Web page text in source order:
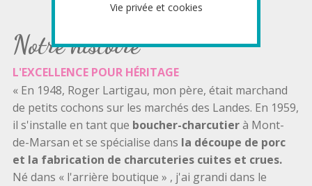
Notre histoire
L'EXCELLENCE POUR HÉRITAGE
« En 1948, Roger Lartigau, mon père, était marchand
de petits cochons sur les marchés des Landes. En 1959,
il s'installe en tant que boucher-charcutierà Mont-
de-Marsan et se spécialise dans la découpe de porc
et la fabrication de charcuteries cuites et crues.
Né dans « l'arrière boutique » , j'ai grandi dans le
Vie privée et cookies